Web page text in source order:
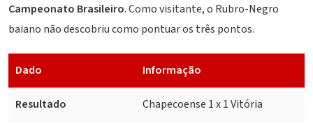
Campeonato Brasileiro. Como visitante, o Rubro-Negro
baiano não descobriu como pontuar os três pontos.
Dado Informação
Resultado Chapecoense 1 x 1 Vitória